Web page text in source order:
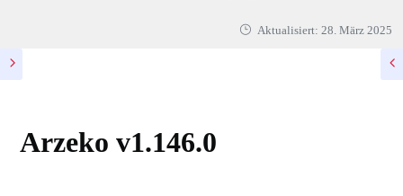
Aktualisiert: 28. März 2025
Arzeko v1.146.0